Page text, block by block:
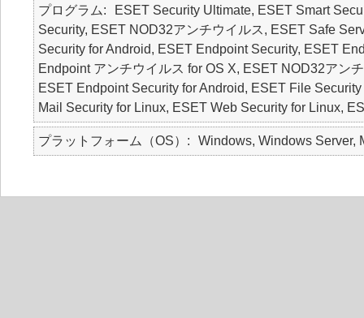
プログラム
ESET Security Ultimate, ESET Smart
Security, ESET NOD32アンチウイルス, ESET Safe
Security for Android, ESET Endpoint Security, ESET
Endpoint アンチウイルス for OS X, ESET NOD32アン
ESET Endpoint Security for Android, ESET File
Mail Security for Linux, ESET Web Security for Linux,
プラットフォーム（OS） Windows, Windows Server,